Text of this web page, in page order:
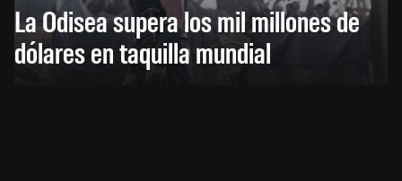
La Odisea supera los mil millones de
dólares en taquilla mundial